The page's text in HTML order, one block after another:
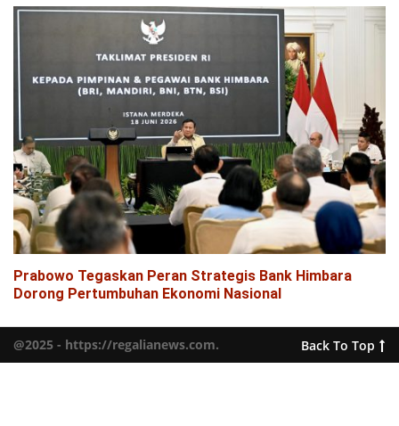
Prabowo Tegaskan Peran Strategis Bank Himbara
Dorong Pertumbuhan Ekonomi Nasional
@2025 - https://regalianews.com. Back To Top